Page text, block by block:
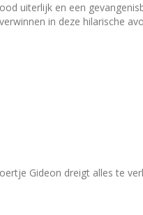
uiterlijk en een
in deze hilarische
Gideon dreigt alles te